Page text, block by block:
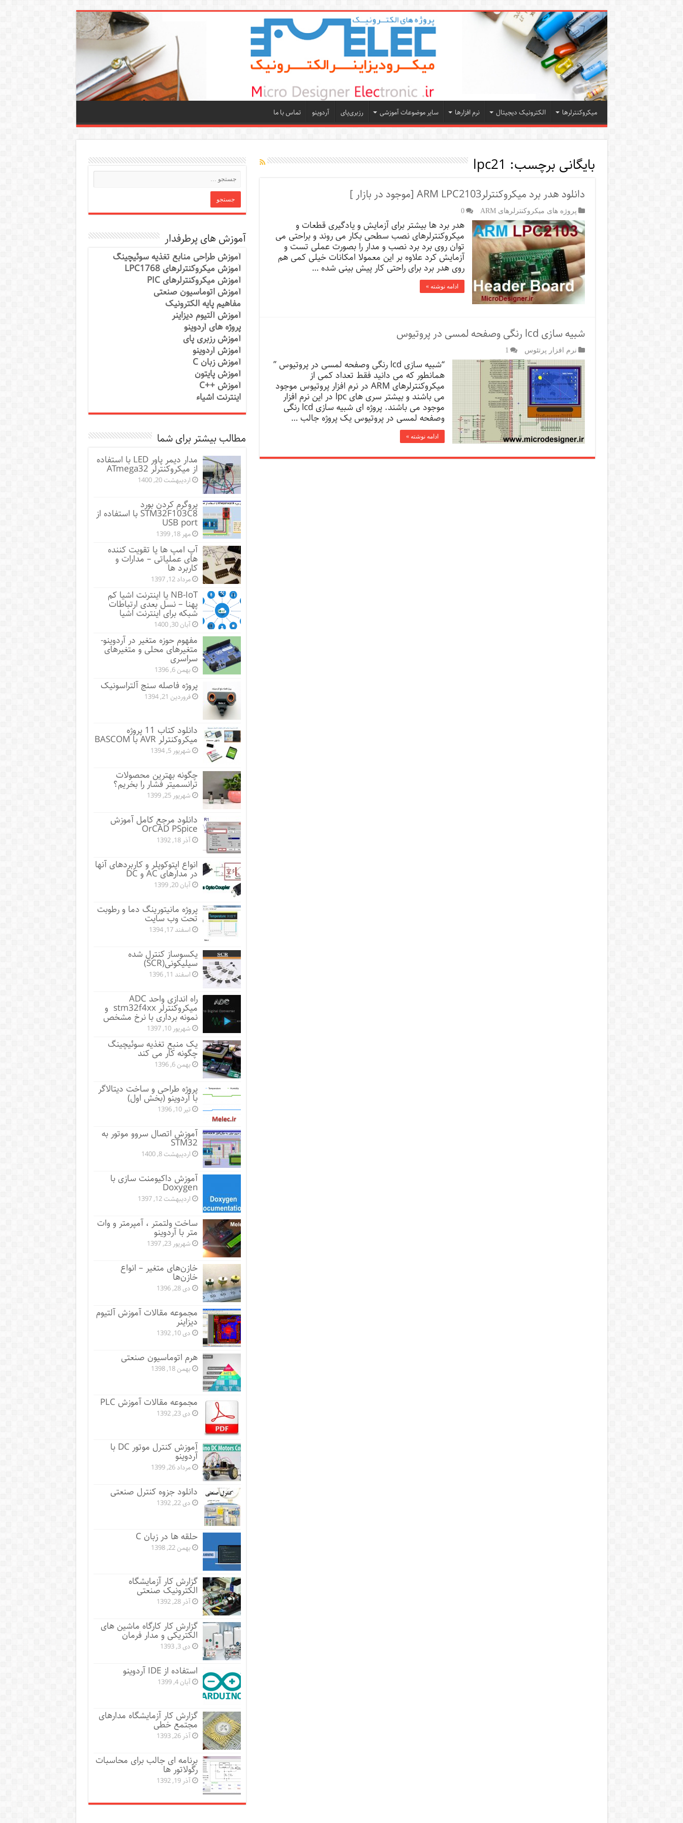
میکروکنترلرها الکترونیک دیجیتال نرم افزارها سایر موضوعات آموزشی رزبری‌پای آردوینو تماس با ما
بایگانی برچسب: lpc21
دانلود هدر برد میکروکنترلرARM LPC2103 [موجود در بازار ]
پروژه های میکروکنترلرهای ARM 0
هدر برد ها بیشتر برای آزمایش و یادگیری قطعات و
میکروکنترلرهای نصب سطحی بکار می روند و براحتی می
توان روی برد برد نصب و مدار را بصورت عملی تست و
آزمایش کرد علاوه بر این معمولا امکانات خیلی کمی هم
روی هدر برد برای راحتی کار پیش بینی شده …
ادامه نوشته »
شبیه سازی lcd رنگی وصفحه لمسی در پروتیوس
نرم افزار پرتئوس 1
“شبیه سازی lcd رنگی وصفحه لمسی در پروتیوس ”
همانطور که می دانید فقط تعداد کمی از
میکروکنترلرهای ARM در نرم افزار پروتیوس موجود
می باشند و بیشتر سری های lpc در این نرم افزار
موجود می باشند. پروژه ای شبیه سازی lcd رنگی
وصفحه لمسی در پروتیوس یک پروژه جالب …
ادامه نوشته »
آموزش های پرطرفدار
آموزش طراحی منابع تغذیه سوئیچینگ
آموزش میکروکنترلرهای LPC1768
آموزش میکروکنترلرهای PIC
آموزش اتوماسیون صنعتی
مفاهیم پایه الکترونیک
آموزش آلتیوم دیزاینر
پروژه های آردوینو
آموزش رزبری پای
آموزش آردوینو
آموزش زبان C
آموزش پایتون
آموزش ++C
اینترنت اشیاء
مطالب بیشتر برای شما
مدار دیمر پاور LED با استفاده
از میکروکنترلر ATmega32
اردیبهشت 20, 1400
پروگرم کردن بورد
STM32F103C8 با استفاده از
USB port
مهر 18, 1399
آپ امپ ها یا تقویت کننده
های عملیاتی – مدارات و
کاربرد ها
مرداد 12, 1397
NB-IoT یا اینترنت اشیا کم
پهنا – نسل بعدی ارتباطات
شبکه برای اینترنت اشیا
آبان 30, 1400
مفهوم حوزه متغیر در آردوینو-
متغیرهای محلی و متغیرهای
سراسری
بهمن 6, 1396
پروژه فاصله سنج آلتراسونیک
فروردین 21, 1394
دانلود کتاب 11 پروژه
میکروکنترلر AVR با BASCOM
شهریور 5, 1394
چگونه بهترین محصولات
ترانسمیتر فشار را بخریم؟
شهریور 25, 1399
دانلود مرجع کامل آموزش
OrCAD PSpice
آذر 18, 1392
انواع اپتوکوپلر و کاربردهای آنها
در مدارهای AC و DC
آبان 20, 1399
پروژه مانيتورينگ دما و رطوبت
تحت وب سایت
اسفند 17, 1394
یکسوساز کنترل شده
سیلیکونی(SCR)
اسفند 11, 1396
راه اندازی واحد ADC
میکروکنترلر stm32f4xx و
نمونه برداری با نرخ مشخص
شهریور 10, 1397
یک منبع تغذیه سوئیچینگ
چگونه کار می کند
بهمن 6, 1396
پروژه طراحی و ساخت دیتالاگر
با آردوینو (بخش اول)
تیر 10, 1396
آموزش اتصال سروو موتور به
STM32
اردیبهشت 8, 1400
آموزش داکیومنت سازی با
Doxygen
اردیبهشت 12, 1397
ساخت ولتمتر ، آمپرمتر و وات
متر با آردوینو
شهریور 23, 1397
خازن‌های متغیر – انواع
خازن‌ها
دی 28, 1396
مجموعه مقالات آموزش آلتیوم
دیزاینر
دی 10, 1392
هرم اتوماسیون صنعتی
بهمن 18, 1398
مجموعه مقالات آموزش PLC
دی 23, 1392
آموزش کنترل موتور DC با
آردوینو
مرداد 26, 1399
دانلود جزوه کنترل صنعتی
دی 22, 1392
حلقه ها در زبان C
بهمن 22, 1398
گزارش کار آزمایشگاه
الکترونیک صنعتی
آذر 28, 1392
گزارش کار کارگاه ماشین های
الکتریکی و مدار فرمان
دی 3, 1393
استفاده از IDE آردوینو
آبان 4, 1399
گزارش کار آزمایشگاه مدارهای
مجتمع خطی
آذر 26, 1393
برنامه ای جالب برای محاسبات
رگولاتور ها
آذر 19, 1392